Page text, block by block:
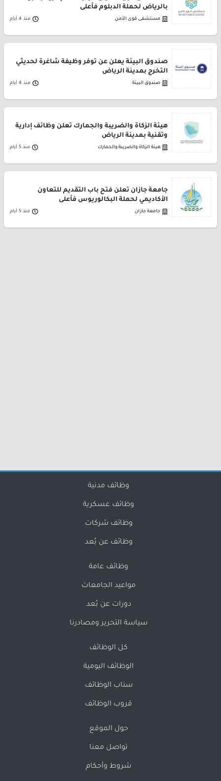
بالرياض لحملة الدبلوم فأعلى
مستشفى قوى الأمن منذ 4 أيام
صندوق البيئة يعلن عن توفر وظيفة شاغرة لحديثي
التخرج بمدينة الرياض
صندوق البيئة منذ 4 أيام
هيئة الزكاة والضريبة والجمارك تعلن وظائف إدارية
وتقنية بمدينة الرياض
هيئة الزكاة والضريبة والجمارك منذ 5 أيام
جامعة جازان تعلن فتح باب التقديم للتعاون
الأكاديمي لحملة البكالوريوس فأعلى
جامعة جازان منذ 5 أيام
وظائف مدنية
وظائف عسكرية
وظائف شركات
وظائف عن بُعد
وظائف عامة
مواعيد الجامعات
دورات عن بُعد
سياسة التحرير ومصادرنا
كل الوظائف
الوظائف اليومية
سناب الوظائف
قروب الوظائف
حول الموقع
تواصل معنا
شروط وأحكام